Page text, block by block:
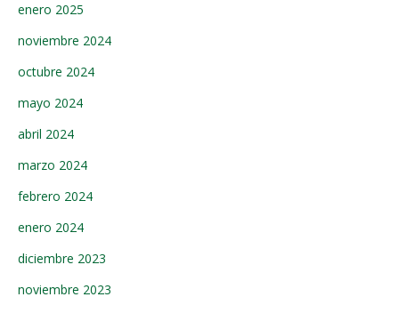
enero 2025
noviembre 2024
octubre 2024
mayo 2024
abril 2024
marzo 2024
febrero 2024
enero 2024
diciembre 2023
noviembre 2023